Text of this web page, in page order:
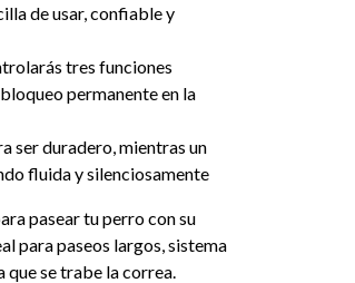
de usar, confiable y
tres funciones
permanente en la
ser duradero, mientras un
fluida y silenciosamente
pasear tu perro con su
para paseos largos, sistema
se trabe la correa.